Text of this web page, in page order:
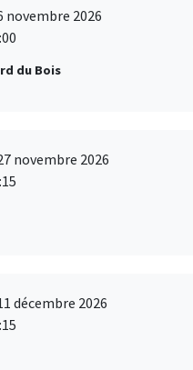
novembre 2026
du Bois
novembre 2026
décembre 2026